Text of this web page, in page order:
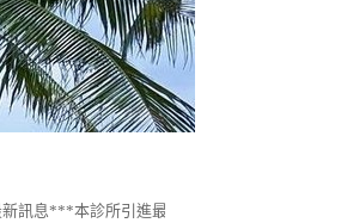
訊息***本診所引進最新安全有效、非侵入性、